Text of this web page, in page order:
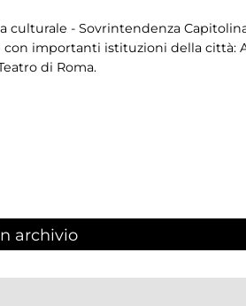
culturale - Sovrintendenza
importanti istituzioni della città:
di Roma.
archivio